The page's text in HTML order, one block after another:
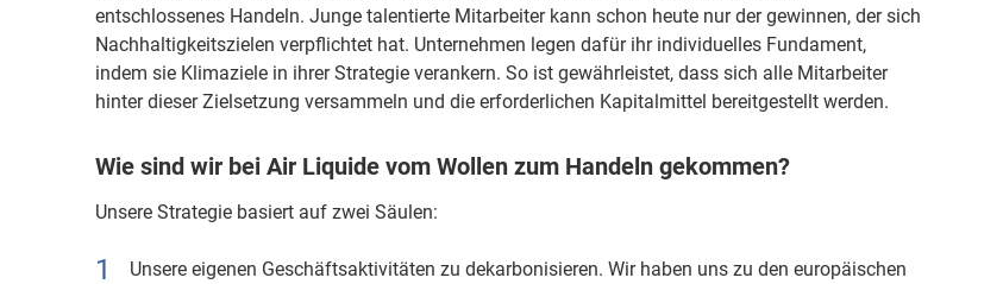
entschlossenes Handeln. Junge talentierte Mitarbeiter kann schon heute nur der gewinnen, der sich
Nachhaltigkeitszielen verpflichtet hat. Unternehmen legen dafür ihr individuelles Fundament,
indem sie Klimaziele in ihrer Strategie verankern. So ist gewährleistet, dass sich alle Mitarbeiter
hinter dieser Zielsetzung versammeln und die erforderlichen Kapitalmittel bereitgestellt werden.
Wie sind wir bei Air Liquide vom Wollen zum Handeln gekommen?
Unsere Strategie basiert auf zwei Säulen:
Unsere eigenen Geschäftsaktivitäten zu dekarbonisieren. Wir haben uns zu den europäischen